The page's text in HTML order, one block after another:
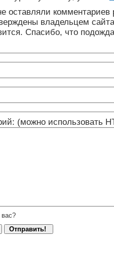
оставляли
владельцем
Спасибо, что
(можно использовать